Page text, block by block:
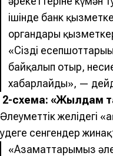
ішінде банк
органдары
«Сіздің
байқалып отыр,
хабарлайды», —
2-схема: «Жылдам
Әлеуметтік желідегі
уәдеге сенгендер
«Азаматтарымыз